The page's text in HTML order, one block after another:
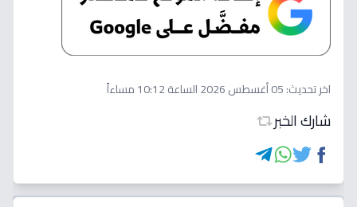
اخر تحديث:05 أغسطس 2026 الساعة 10:12 مساءاً
شارك الخبر